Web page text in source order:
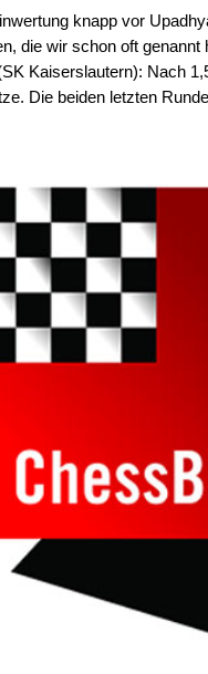
knapp vor
die wir schon oft
Kaiserslautern): Nach
Die beiden letzten